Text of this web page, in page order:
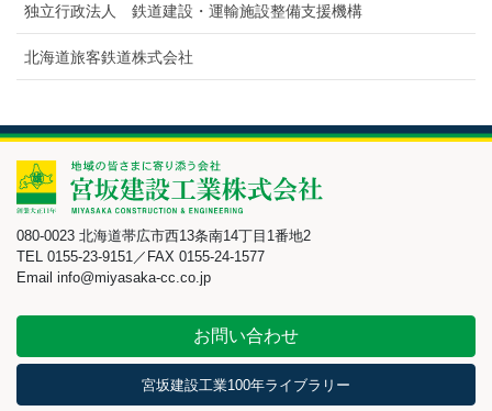
独立行政法人 鉄道建設・運輸施設整備支援機構
北海道旅客鉄道株式会社
080-0023 北海道帯広市西13条南14丁目1番地2
TEL 0155-23-9151／FAX 0155-24-1577
Email info@miyasaka-cc.co.jp
お問い合わせ
宮坂建設工業100年ライブラリー